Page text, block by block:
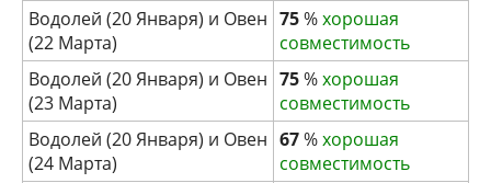
Водолей (20 Января) и Овен
(22 Марта)
75%хорошая
совместимость
Водолей (20 Января) и Овен
(23 Марта)
75%хорошая
совместимость
Водолей (20 Января) и Овен
(24 Марта)
67%хорошая
совместимость